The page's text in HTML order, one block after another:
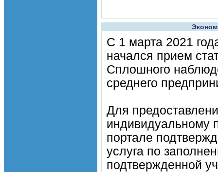
С 1 марта 2021
начался прием
Сплошного
среднего
Для
индивидуальному
портале
услуга по
подтвержденной